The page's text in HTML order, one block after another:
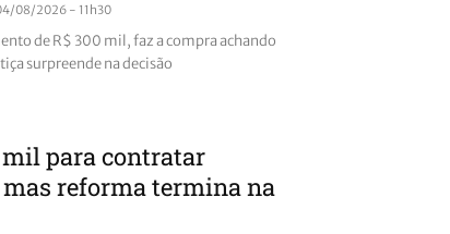
08/2026 - 11h30
de R$ 300 mil, faz a compra achando
surpreende na decisão
mil para contratar
reforma termina na